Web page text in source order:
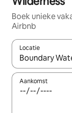
Boek unieke
Airbnb
Locatie
Wanneer er
Aankomst